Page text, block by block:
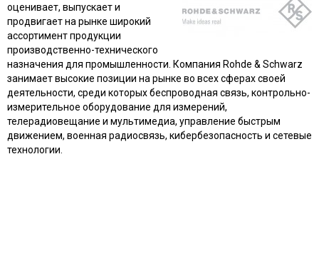
оценивает, выпускает и
продвигает на рынке широкий
ассортимент продукции
производственно-технического
назначения для промышленности. Компания Rohde & Schwarz
занимает высокие позиции на рынке во всех сферах своей
деятельности, среди которых беспроводная связь, контрольно-
измерительное оборудование для измерений,
телерадиовещание и мультимедиа, управление быстрым
движением, военная радиосвязь, кибербезопасность и сетевые
технологии.